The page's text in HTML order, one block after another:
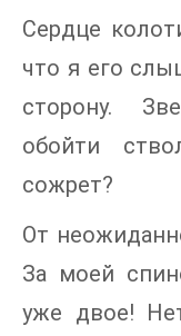
Сердце
что я его
сторону.
обойти
сожрет?
От
За моей
уже двое!